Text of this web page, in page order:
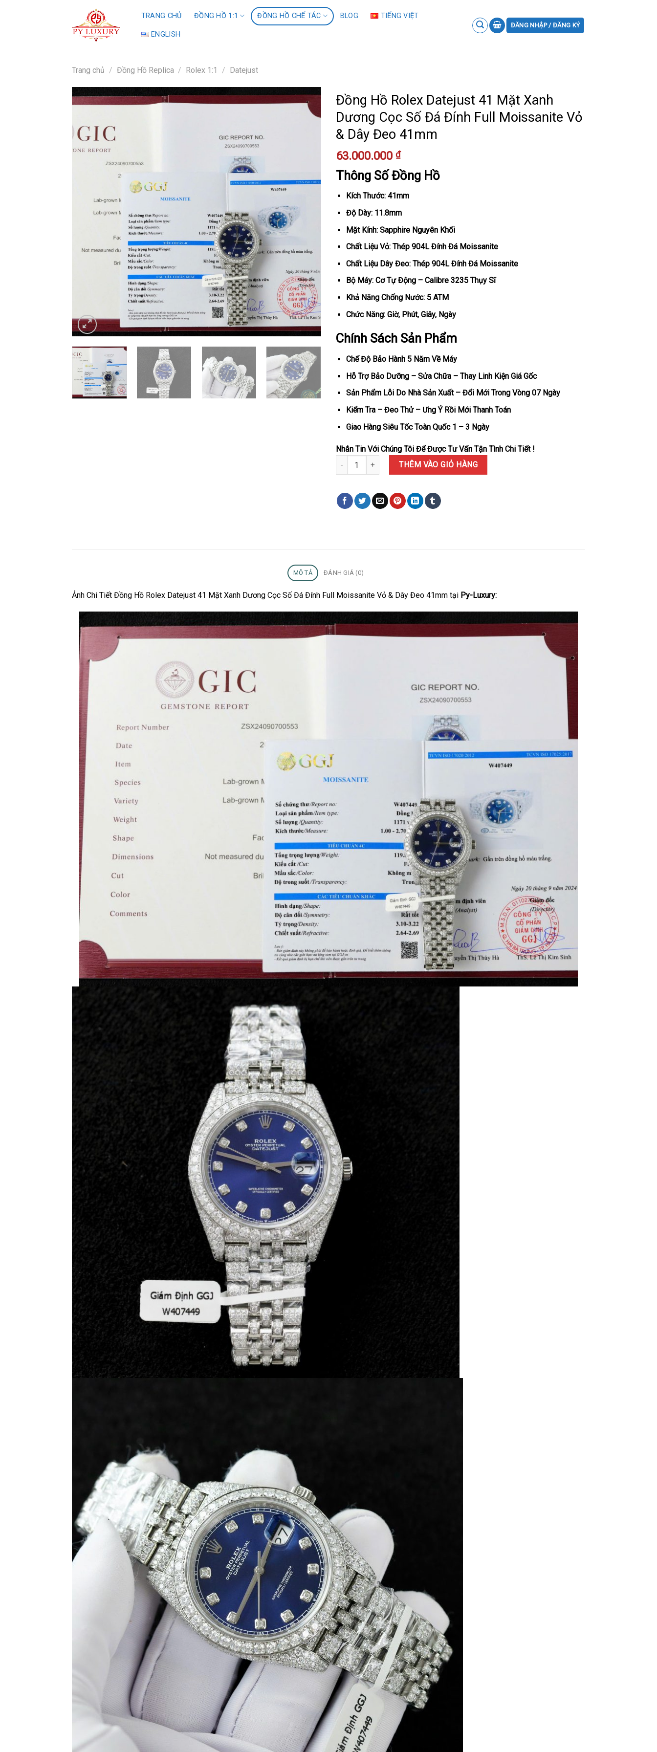
TRANG CHỦ ĐỒNG HỒ 1:1 ĐỒNG HỒ CHẾ TÁC BLOG TIẾNG VIỆT
ENGLISH
ĐĂNG NHẬP / ĐĂNG KÝ
Trang chủ / Đồng Hồ Replica / Rolex 1:1 / Datejust
Đồng Hồ Rolex Datejust 41 Mặt Xanh
Dương Cọc Số Đá Đính Full Moissanite Vỏ
& Dây Đeo 41mm
63.000.000 ₫
Thông Số Đồng Hồ
Kích Thước: 41mm
Độ Dày: 11.8mm
Mặt Kính: Sapphire Nguyên Khối
Chất Liệu Vỏ: Thép 904L Đính Đá Moissanite
Chất Liệu Dây Đeo: Thép 904L Đính Đá Moissanite
Bộ Máy: Cơ Tự Động – Calibre 3235 Thụy Sĩ
Khả Năng Chống Nước: 5 ATM
Chức Năng: Giờ, Phút, Giây, Ngày
Chính Sách Sản Phẩm
Chế Độ Bảo Hành 5 Năm Về Máy
Hỗ Trợ Bảo Dưỡng – Sửa Chữa – Thay Linh Kiện Giá Gốc
Sản Phẩm Lỗi Do Nhà Sản Xuất – Đổi Mới Trong Vòng 07 Ngày
Kiểm Tra – Đeo Thử – Ưng Ý Rồi Mới Thanh Toán
Giao Hàng Siêu Tốc Toàn Quốc 1 – 3 Ngày
Nhắn Tin Với Chúng Tôi Để Được Tư Vấn Tận Tình Chi Tiết !
Đồng Hồ Rolex Datejust 41 Mặt Xanh Dương Cọc Số Đá Đính Full Moissanite Vỏ & Dây Đeo 41mm số
THÊM VÀO GIỎ HÀNG
MÔ TẢ ĐÁNH GIÁ (0)
Ảnh Chi Tiết Đồng Hồ Rolex Datejust 41 Mặt Xanh Dương Cọc Số Đá Đính Full Moissanite Vỏ & Dây Đeo 41mm tại Py-Luxury: